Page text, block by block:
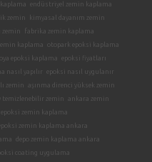
endüstriyel zemin kaplama
zemin
kimyasal dayanım zemin
zemin
fabrika zemin kaplama
kaplama
otopark epoksi kaplama
epoksi kaplama epoksi fiyatları
nasıl yapılır
epoksi nasıl uygulanır
zemin aşınma direnci yüksek zemin
temizlenebilir zemin
ankara zemin
epoksi zemin kaplama
zemin kaplama ankara
depo zemin kaplama ankara
coating uygulama